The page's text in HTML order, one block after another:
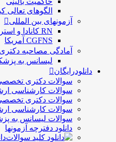
الگوهای تعالی
آزمونهای بین المللی
RN کانادا و استرالیا
CGFNS آمریکا
آمادگی مصاحبه دکتری
لیسانس به
دانلودرایگان
سوالات دکتری
سوالات کارشناسی
سوالات دکتری
سوالات کارشناسی
سوالات لیسانس به
دانلود دفترچه آزمونها